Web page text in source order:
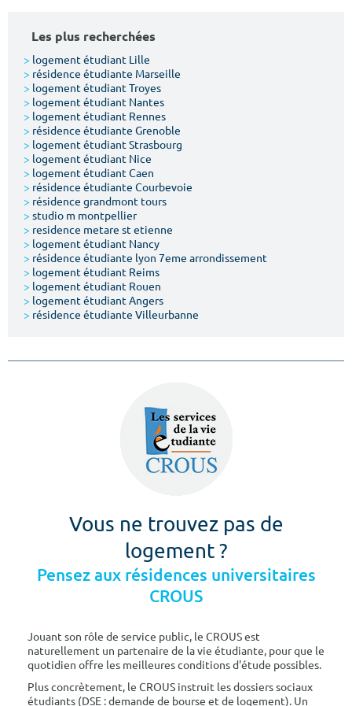
Type de location
Votre date d'entrée
Les plus recherchées
> logement étudiant Lille
> résidence étudiante Marseille
> logement étudiant Troyes
> logement étudiant Nantes
> logement étudiant Rennes
> résidence étudiante Grenoble
> logement étudiant Strasbourg
> logement étudiant Nice
> logement étudiant Caen
> résidence étudiante Courbevoie
> résidence grandmont tours
> studio m montpellier
> residence metare st etienne
> logement étudiant Nancy
> résidence étudiante lyon 7eme arrondissement
> logement étudiant Reims
> logement étudiant Rouen
> logement étudiant Angers
> résidence étudiante Villeurbanne
Vous ne trouvez pas de
logement ?
Pensez aux résidences universitaires
CROUS
Jouant son rôle de service public, le CROUS est
naturellement un partenaire de la vie étudiante, pour que le
quotidien offre les meilleures conditions d'étude possibles.
Plus concrètement, le CROUS instruit les dossiers sociaux
étudiants (DSE : demande de bourse et de logement). Un